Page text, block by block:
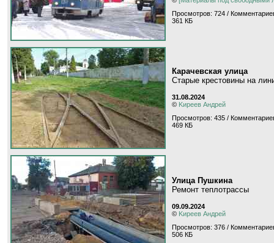
Просмотров: 724 /
361 КБ
Карачевская улица
Старые крестовины на
31.08.2024
© Kиpeeв Aндpeй
Просмотров: 435 /
469 КБ
Улица Пушкина
Ремонт теплотрассы
09.09.2024
© Kиpeeв Aндpeй
Просмотров: 376 /
506 КБ